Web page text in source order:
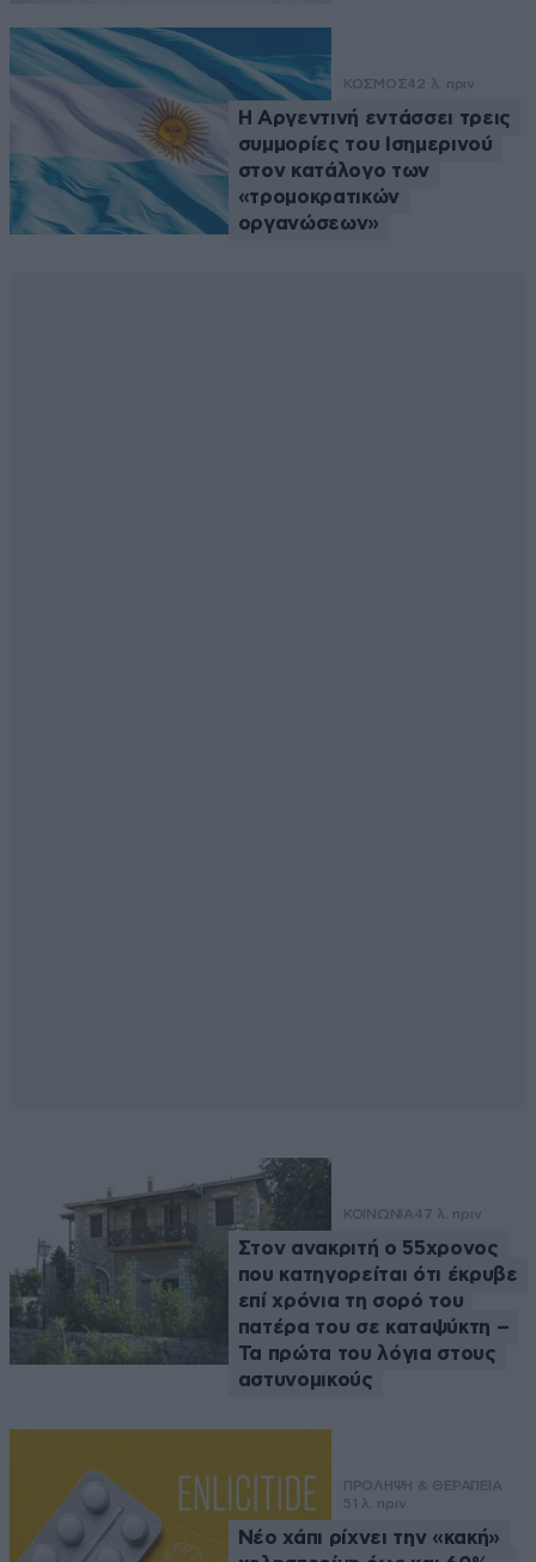
ΚΟΣΜΟΣ42 λ. πριν
Η Αργεντινή εντάσσει τρεις
συμμορίες του Ισημερινού
στον κατάλογο των
«τρομοκρατικών
οργανώσεων»
ΚΟΙΝΩΝΙΑ47 λ. πριν
Στον ανακριτή ο 55χρονος
που κατηγορείται ότι έκρυβε
επί χρόνια τη σορό του
πατέρα του σε καταψύκτη –
Τα πρώτα του λόγια στους
αστυνομικούς
ΠΡΟΛΗΨΗ & ΘΕΡΑΠΕΙΑ
51 λ. πριν
Νέο χάπι ρίχνει την «κακή»